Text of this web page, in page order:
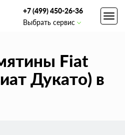
+7 (499) 450-26-36
Выбрать сервис
Fiat
Дукато) в